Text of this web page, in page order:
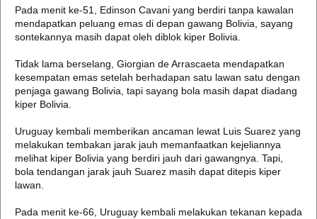
Pada menit ke-51, Edinson Cavani yang berdiri tanpa kawalan
mendapatkan peluang emas di depan gawang Bolivia, sayang
sontekannya masih dapat oleh diblok kiper Bolivia.
Tidak lama berselang, Giorgian de Arrascaeta mendapatkan
kesempatan emas setelah berhadapan satu lawan satu dengan
penjaga gawang Bolivia, tapi sayang bola masih dapat diadang
kiper Bolivia.
Uruguay kembali memberikan ancaman lewat Luis Suarez yang
melakukan tembakan jarak jauh memanfaatkan kejeliannya
melihat kiper Bolivia yang berdiri jauh dari gawangnya. Tapi,
bola tendangan jarak jauh Suarez masih dapat ditepis kiper
lawan.
Pada menit ke-66, Uruguay kembali melakukan tekanan kepada